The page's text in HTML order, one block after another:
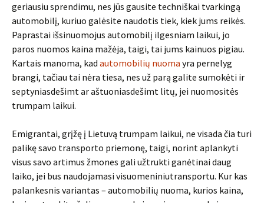
geriausiu sprendimu, nes jūs gausite techniškai tvarkingą
automobilį, kuriuo galėsite naudotis tiek, kiek jums reikės.
Paprastai išsinuomojus automobilį ilgesniam laikui, jo
paros nuomos kaina mažėja, taigi, tai jums kainuos pigiau.
Kartais manoma, kad automobilių nuoma yra pernelyg
brangi, tačiau tai nėra tiesa, nes už parą galite sumokėti ir
septyniasdešimt ar aštuoniasdešimt litų, jei nuomositės
trumpam laikui.
Emigrantai, grįžę į Lietuvą trumpam laikui, ne visada čia turi
palikę savo transporto priemonę, taigi, norint aplankyti
visus savo artimus žmones gali užtrukti ganėtinai daug
laiko, jei bus naudojamasi visuomeniniutransportu. Kur kas
palankesnis variantas – automobilių nuoma, kurios kaina,